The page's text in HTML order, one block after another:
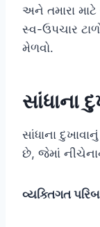
અને તમારા
સ્વ-ઉપચાર
મેળવો.
સાંધાના
સાંધાના
છે, જેમાં
વ્યક્તિગત